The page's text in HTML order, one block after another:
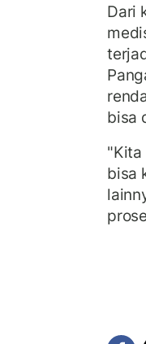
Dari
bisa
"Kita
bisa